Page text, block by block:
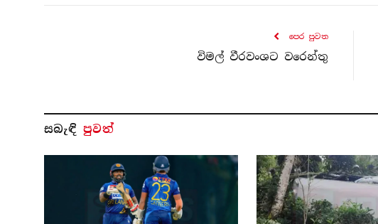
පෙර පුව​ත
විමල් වීරවංශට වරෙන්තු
සබැ​ඳි පුවත්